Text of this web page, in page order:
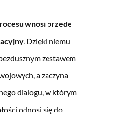
wnosi przede
. Dzięki niemu
zestawem
a zaczyna
dialogu, w którym
odnosi się do